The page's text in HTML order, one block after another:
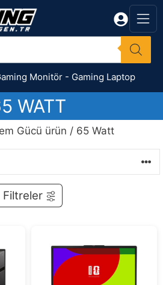
Monitör - Gaming Laptop
WATT
Gücü ürün / 65 Watt
Filtreler